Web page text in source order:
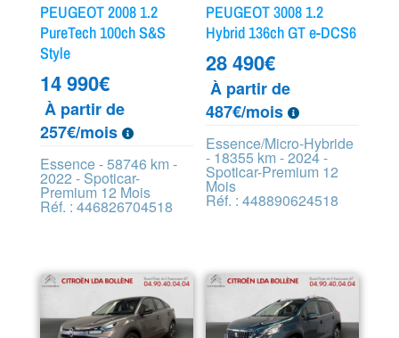
PEUGEOT 2008 1.2
PureTech 100ch S&S
Style
14 990€
À partir de
257€/mois
Essence - 58746 km -
2022 - Spoticar-
Premium 12 Mois
Réf. : 446826704518
PEUGEOT 3008 1.2
Hybrid 136ch GT e-DCS6
28 490€
À partir de
487€/mois
Essence/Micro-Hybride
- 18355 km - 2024 -
Spoticar-Premium 12
Mois
Réf. : 448890624518